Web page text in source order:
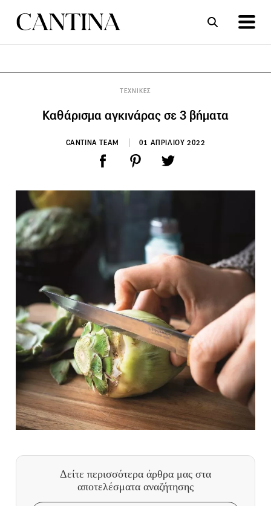
ΤΕΧΝΙΚΕΣ
Καθάρισμα αγκινάρας σε 3 βήματα
CANTINA TEAM 01 ΑΠΡΙΛΙΟΥ 2022
Δείτε περισσότερα άρθρα μας στα
αποτελέσματα αναζήτησης